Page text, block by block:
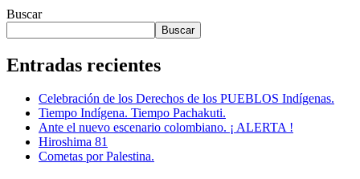
Buscar
Buscar
Entradas recientes
Celebración de los Derechos de los PUEBLOS Indígenas.
Tiempo Indígena. Tiempo Pachakuti.
Ante el nuevo escenario colombiano. ¡ ALERTA !
Hiroshima 81
Cometas por Palestina.